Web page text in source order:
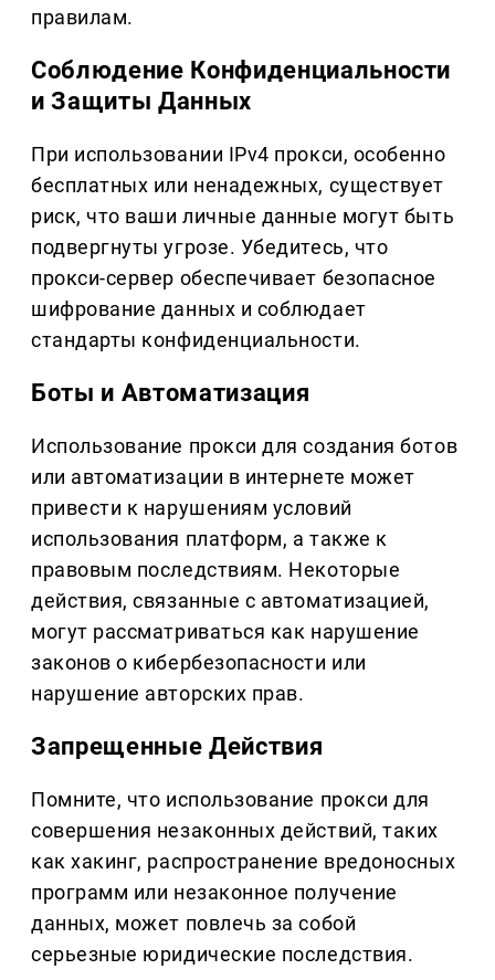
правилам.
Соблюдение Конфиденциальности
и Защиты Данных
При использовании IPv4 прокси, особенно
бесплатных или ненадежных, существует
риск, что ваши личные данные могут быть
подвергнуты угрозе. Убедитесь, что
прокси-сервер обеспечивает безопасное
шифрование данных и соблюдает
стандарты конфиденциальности.
Боты и Автоматизация
Использование прокси для создания ботов
или автоматизации в интернете может
привести к нарушениям условий
использования платформ, а также к
правовым последствиям. Некоторые
действия, связанные с автоматизацией,
могут рассматриваться как нарушение
законов о кибербезопасности или
нарушение авторских прав.
Запрещенные Действия
Помните, что использование прокси для
совершения незаконных действий, таких
как хакинг, распространение вредоносных
программ или незаконное получение
данных, может повлечь за собой
серьезные юридические последствия.